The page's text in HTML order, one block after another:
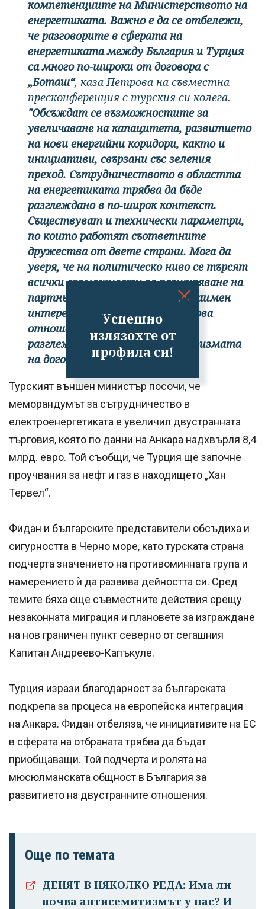
Успешно
излязохте от
профила си!
компетенциите на Министерството на
енергетиката. Важно е да се отбележи,
че разговорите в сферата на
енергетиката между България и Турция
са много по-широки от договора с
„Боташ“, каза Петрова на съвместна
пресконференция с турския си колега.
"Обсъждат се възможностите за
увеличаване на капацитета, развитието
на нови енергийни коридори, както и
инициативи, свързани със зеления
преход. Сътрудничеството в областта
на енергетиката трябва да бъде
разглеждано в по-широк контекст.
Съществуват и технически параметри,
по които работят съответните
дружества от двете страни. Мога да
уверя, че на политическо ниво се търсят
всички възможности за разширяване на
партньорството в сфери от взаимен
интерес и взаимна изгода. Затова
отношенията ни не бива да се
разглеждат единствено през призмата
на договора с „Боташ“.
Турският външен министър посочи, че
меморандумът за сътрудничество в
електроенергетиката е увеличил двустранната
търговия, която по данни на Анкара надхвърля 8,4
млрд. евро. Той съобщи, че Турция ще започне
проучвания за нефт и газ в находището „Хан
Тервел“.
Фидан и българските представители обсъдиха и
сигурността в Черно море, като турската страна
подчерта значението на противоминната група и
намерението ѝ да развива дейността си. Сред
темите бяха още съвместните действия срещу
незаконната миграция и плановете за изграждане
на нов граничен пункт северно от сегашния
Капитан Андреево-Капъкуле.
Турция изрази благодарност за българската
подкрепа за процеса на европейска интеграция
на Анкара. Фидан отбеляза, че инициативите на ЕС
в сферата на отбраната трябва да бъдат
приобщаващи. Той подчерта и ролята на
мюсюлманската общност в България за
развитието на двустранните отношения.
Още по темата
ДЕНЯТ В НЯКОЛКО РЕДА: Има ли
почва антисемитизмът у нас? И